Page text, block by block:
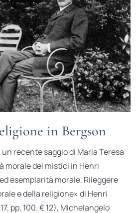
in Bergson
recente saggio di Maria Teresa
morale dei mistici in Henri
esemplarità morale. Rileggere
e della religione» di Henri
pp. 100. € 12), Michelangelo